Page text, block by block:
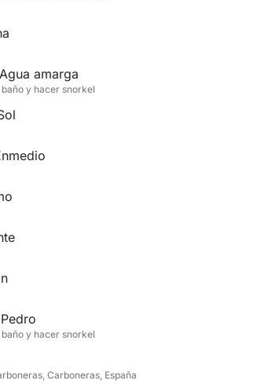
parada es Cala Puente, una exclusiva
lugar cuenta con un puente de roca
paisaje submarino. Bajo la superficie,
de peces nadando entre las famosas
de estos inolvidables parajes, regresamos
amarga
y hacer snorkel
y hacer snorkel
Carboneras, España